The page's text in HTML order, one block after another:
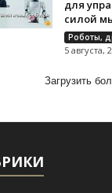
для
силой
Роботы,
5 августа,
Загрузить